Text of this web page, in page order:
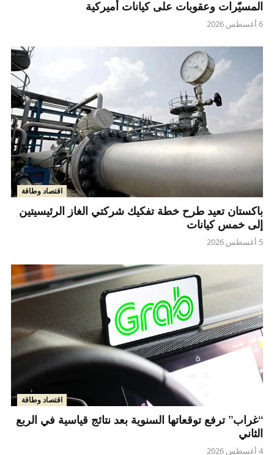
المسيّرات وعقوبات على كيانات أميركية
6 أغسطس 2026
اقتصاد وطاقة
باكستان تعيد طرح خطة تفكيك شركتي الغاز الرئيسيتين
إلى خمس كيانات
5 أغسطس 2026
اقتصاد وطاقة
“غراب” ترفع توقعاتها السنوية بعد نتائج قياسية في الربع
الثاني
4 أغسطس 2026